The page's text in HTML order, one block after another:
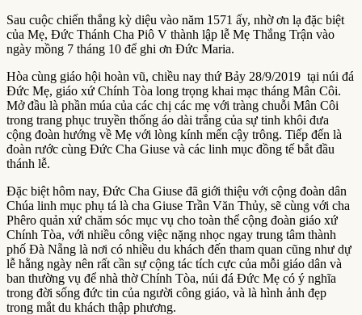
Sau cuộc chiến thắng kỳ diệu vào năm 1571 ấy, nhờ ơn lạ đặc biệt
của Mẹ, Đức Thánh Cha Piô V thành lập lễ Mẹ Thắng Trận vào
ngày mồng 7 tháng 10 để ghi ơn Đức Maria.
Hòa cùng giáo hội hoàn vũ, chiều nay thứ Bảy 28/9/2019 tại núi đá
Đức Mẹ, giáo xứ Chính Tòa long trọng khai mạc tháng Mân Côi.
Mở đầu là phần múa của các chị các mẹ với tràng chuỗi Mân Côi
trong trang phục truyền thống áo dài trắng của sự tinh khôi đưa
cộng đoàn hướng về Mẹ với lòng kính mến cậy trông. Tiếp đến là
đoàn rước cùng Đức Cha Giuse và các linh mục đồng tế bắt đầu
thánh lễ.
Đặc biệt hôm nay, Đức Cha Giuse đã giới thiệu với cộng đoàn dân
Chúa linh mục phụ tá là cha Giuse Trần Văn Thủy, sẽ cùng với cha
Phêro quản xứ chăm sóc mục vụ cho toàn thể cộng đoàn giáo xứ
Chính Tòa, với nhiều công việc nặng nhọc ngay trung tâm thành
phố Đà Nẵng là nơi có nhiều du khách đến tham quan cũng như dự
lễ hằng ngày nên rất cần sự cộng tác tích cực của mỗi giáo dân và
ban thường vụ để nhà thờ Chính Tòa, núi đá Đức Mẹ có ý nghĩa
trong đời sống đức tin của người công giáo, và là hình ảnh đẹp
trong mắt du khách thập phương.